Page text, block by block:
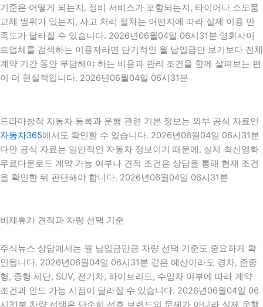
기준은 어떻게 되는지, 정비 서비스가 포함되는지, 타이어나 소모품
교체 범위가 있는지, 사고 처리 절차는 어떤지에 따라 실제 이용 만
족도가 달라질 수 있습니다. 2026년06월04일 06시31분 영화사이
트업체를 검색하는 이용자라면 단기적인 월 납입금만 보기보다 전체
계약 기간 동안 부담해야 하는 비용과 관리 조건을 함께 살펴보는 편
이 더 현실적입니다. 2026년06월04일 06시31분
드라마창작 자동차 등록과 운행 관련 기본 정보는 외부 공식 자료인
자동차365에서도 확인할 수 있습니다. 2026년06월04일 06시31분
다만 공식 자료는 일반적인 자동차 정보이기 때문에, 실제 최신영화
무료다운로드 계약 가능 여부나 견적 조건은 상담을 통해 현재 조건
을 확인한 뒤 판단해야 합니다. 2026년06월04일 06시31분
비제휴카 견적과 차량 선택 기준
주식뉴스 상담에서는 월 납입금만큼 차량 선택 기준도 중요하게 확
인됩니다. 2026년06월04일 06시31분 같은 예산이라도 경차, 준중
형, 중형 세단, SUV, 전기차, 하이브리드, 수입차 여부에 따라 계약
조건과 인도 가능 시점이 달라질 수 있습니다. 2026년06월04일 06
시31분 차량 선택은 단순히 선호 브랜드의 문제가 아니라 실제 운행